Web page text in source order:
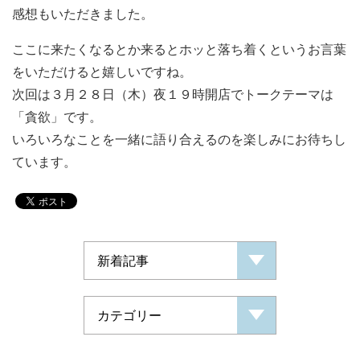
感想もいただきました。
ここに来たくなるとか来るとホッと落ち着くというお言葉
をいただけると嬉しいですね。
次回は３月２８日（木）夜１９時開店でトークテーマは
「貪欲」です。
いろいろなことを一緒に語り合えるのを楽しみにお待ちし
ています。